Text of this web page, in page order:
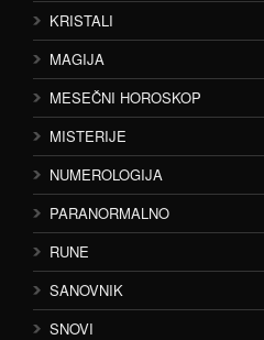
KRISTALI
MAGIJA
MESEČNI HOROSKOP
MISTERIJE
NUMEROLOGIJA
PARANORMALNO
RUNE
SANOVNIK
SNOVI